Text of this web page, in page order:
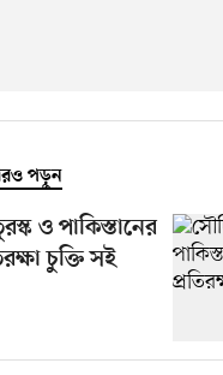
পড়ুন
ও পাকিস্তানের
চুক্তি সই